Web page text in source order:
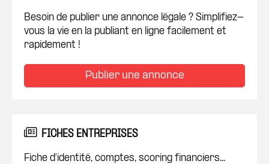
Besoin de publier une annonce légale ? Simplifiez-
vous la vie en la publiant en ligne facilement et
rapidement !
Publier une annonce
FICHES ENTREPRISES
Fiche d'identité, comptes, scoring financiers...